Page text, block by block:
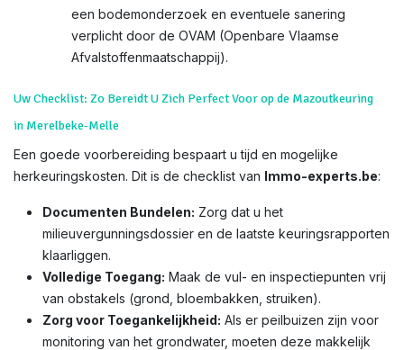
een bodemonderzoek en eventuele sanering
verplicht door de OVAM (Openbare Vlaamse
Afvalstoffenmaatschappij).
Uw Checklist: Zo Bereidt U Zich Perfect Voor op de Mazoutkeuring
in Merelbeke-Melle
Een goede voorbereiding bespaart u tijd en mogelijke
herkeuringskosten. Dit is de checklist van Immo-experts.be:
Documenten Bundelen: Zorg dat u het
milieuvergunningsdossier en de laatste keuringsrapporten
klaarliggen.
Volledige Toegang: Maak de vul- en inspectiepunten vrij
van obstakels (grond, bloembakken, struiken).
Zorg voor Toegankelijkheid: Als er peilbuizen zijn voor
monitoring van het grondwater, moeten deze makkelijk